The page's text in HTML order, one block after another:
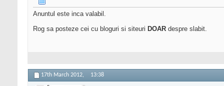
Anuntul este inca valabil.
Rog sa posteze cei cu bloguri si siteuri DOAR despre slabit.
17th March 2012, 13:38